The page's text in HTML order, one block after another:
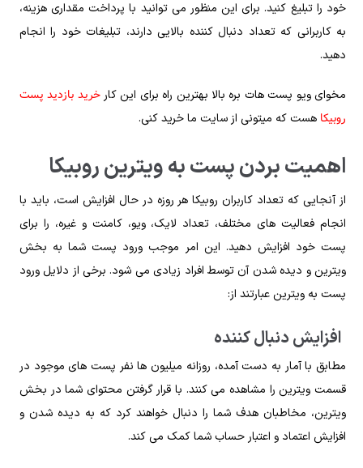
خود را تبلیغ کنید‌. برای این منظور می توانید با پرداخت مقداری هزینه،
به کاربرانی که تعداد دنبال کننده بالایی دارند، تبلیغات خود را انجام
دهید.
مخوای ویو پست هات بره بالا بهترین راه برای این کارخرید بازدید پست
روبیکا هست که میتونی از سایت ما خرید کنی.
اهمیت بردن پست به ویترین روبیکا
از آنجایی که تعداد کاربران روبیکا هر روزه در حال افزایش است، باید با
انجام فعالیت های مختلف، تعداد لایک، ویو، کامنت و غیره، را برای
پست خود افزایش دهید. این امر موجب ورود پست شما به بخش
ویترین و دیده شدن آن توسط افراد زیادی می شود. برخی از دلایل ورود
پست به ویترین عبارتند از:
افزایش دنبال کننده
مطابق با آمار به دست آمده، روزانه میلیون ها نفر پست های موجود در
قسمت ویترین را مشاهده می کنند. با قرار گرفتن محتوای شما در بخش
ویترین، مخاطبان هدف شما را دنبال خواهند کرد که به دیده شدن و
افزایش اعتماد و اعتبار حساب شما کمک می کند.